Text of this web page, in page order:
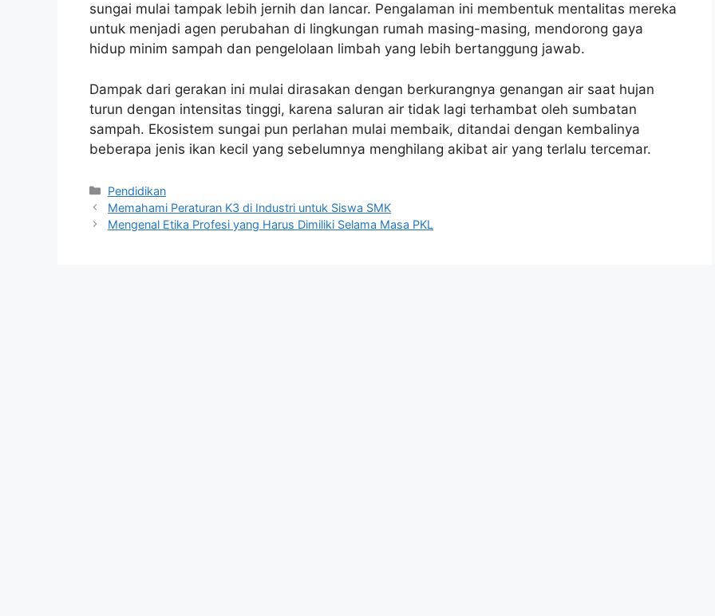
sungai mulai tampak lebih jernih dan lancar. Pengalaman ini membentuk mentalitas mereka
untuk menjadi agen perubahan di lingkungan rumah masing-masing, mendorong gaya
hidup minim sampah dan pengelolaan limbah yang lebih bertanggung jawab.
Dampak dari gerakan ini mulai dirasakan dengan berkurangnya genangan air saat hujan
turun dengan intensitas tinggi, karena saluran air tidak lagi terhambat oleh sumbatan
sampah. Ekosistem sungai pun perlahan mulai membaik, ditandai dengan kembalinya
beberapa jenis ikan kecil yang sebelumnya menghilang akibat air yang terlalu tercemar.
Kategori
Pendidikan
Memahami Peraturan K3 di Industri untuk Siswa SMK
Mengenal Etika Profesi yang Harus Dimiliki Selama Masa PKL